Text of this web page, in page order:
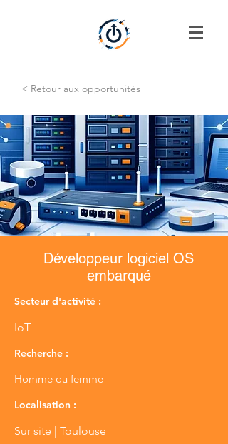
< Retour aux opportunités
Développeur logiciel OS
embarqué
Secteur d'activité :
IoT
Recherche :
Homme ou femme
Localisation :
Sur site | Toulouse